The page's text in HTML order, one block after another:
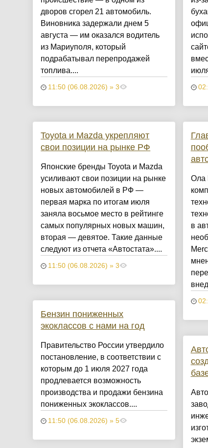
дворов сгорел 21 автомобиль.
Виновника задержали днем 5
августа — им оказался водитель
из Мариуполя, который
подрабатывал перепродажей
топлива....
11:50 (06.08.2026) » 3
Toyota и Mazda укрепляют
свои позиции на рынке РФ
Японские бренды Toyota и Mazda
усиливают свои позиции на рынке
новых автомобилей в РФ —
первая марка по итогам июля
заняла восьмое место в рейтинге
самых популярных новых машин,
вторая — девятое. Такие данные
следуют из отчета «Автостата»....
11:50 (06.08.2026) » 3
Бензин пониженных
экоклассов с нами на год
Правительство России утвердило
постановление, в соответствии с
которым до 1 июля 2027 года
продлевается возможность
производства и продажи бензина
пониженных экоклассов....
11:50 (06.08.2026) » 5
Ола
в